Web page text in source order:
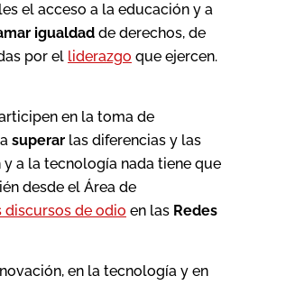
el acceso a la educación y a
igualdad de derechos, de
por el liderazgo que ejercen.
en la toma de
superar las diferencias y las
a la tecnología nada tiene que
desde el Área de
discursos de odio en las Redes
en la tecnología y en